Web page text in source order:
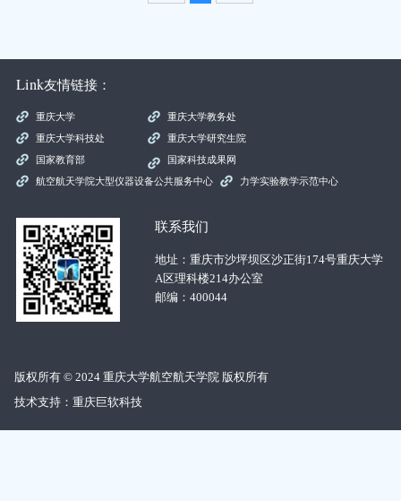
Link友情链接：
重庆大学 重庆大学教务处
重庆大学科技处 重庆大学研究生院
国家教育部 国家科技成果网
航空航天学院大型仪器设备公共服务中心 力学实验教学示范中心
联系我们
地址：重庆市沙坪坝区沙正街174号重庆大学
A区理科楼214办公室
邮编：400044
版权所有 © 2024 重庆大学航空航天学院 版权所有
技术支持：重庆巨软科技